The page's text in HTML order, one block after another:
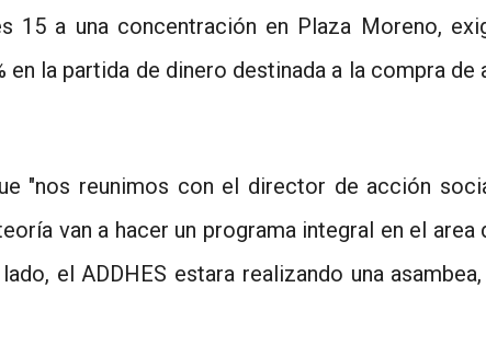
15 a una concentración en Plaza Moreno,
la partida de dinero destinada a la compra
"nos reunimos con el director de acción
van a hacer un programa integral en el area
el ADDHES estara realizando una